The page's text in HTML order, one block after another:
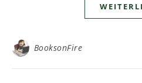
BooksonFire